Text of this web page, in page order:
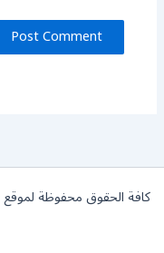
كافة الحقوق محفوظة لموقع